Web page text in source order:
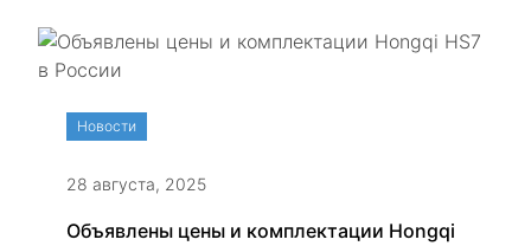
Новости
28 августа, 2025
Объявлены цены и комплектации Hongqi